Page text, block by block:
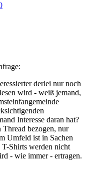
derlei nur noch
wird - weiß jemand,
Interesse daran hat?
Thread bezogen, nur
Umfeld ist in Sachen
Shirts werden nicht
- wie immer - ertragen.